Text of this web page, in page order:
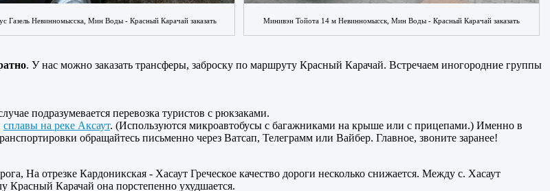
Газель Невинномысска, Мин Воды - Красный Карачай заказать Минивэн Тойота 14 м Невинномысск, Мин Воды - Красный Карачай заказать
. У нас можно заказать трансферы, заброску по маршруту Красный Карачай. Встречаем иногородние группы
подразумевается перевозка туристов с рюкзаками.
сплавы на реке Аксаут. (Используются микроавтобусы с багажниками на крыше или с прицепами.) Именно в
обращайтесь письменно через Ватсап, Телеграмм или Вайбер. Главное, звоните заранее!
На отрезке Кардоникская - Хасаут Греческое качество дороги несколько снижается. Между с. Хасаут
Красный Карачай она порстепенно ухудшается.